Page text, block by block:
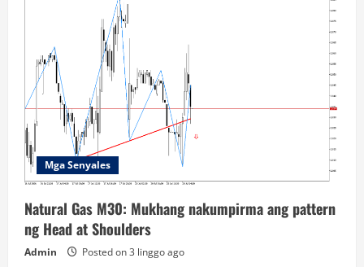
Mga Senyales
Natural Gas M30: Mukhang nakumpirma ang pattern
ng Head at Shoulders
Admin Posted on 3 linggo ago